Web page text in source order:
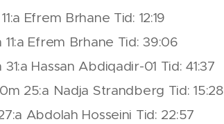
Efrem Brhane Tid: 12:19
11:a Efrem Brhane Tid: 39:06
Hassan Abdiqadir-01 Tid: 41:37
25:a Nadja Strandberg Tid: 15:28
Abdolah Hosseini Tid: 22:57